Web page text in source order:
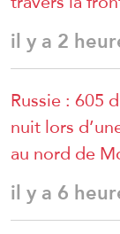
il y a 2
Russie : 605
nuit lors
au nord de
il y a 6